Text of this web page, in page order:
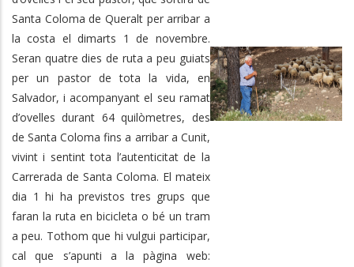
Santa Coloma de Queralt per arribar a
la costa el dimarts 1 de novembre.
Seran quatre dies de ruta a peu guiats
per un pastor de tota la vida, en
Salvador, i acompanyant el seu ramat
d’ovelles durant 64 quilòmetres, des
de Santa Coloma fins a arribar a Cunit,
vivint i sentint tota l’autenticitat de la
Carrerada de Santa Coloma. El mateix
dia 1 hi ha previstos tres grups que
faran la ruta en bicicleta o bé un tram
a peu. Tothom que hi vulgui participar,
cal que s’apunti a la pàgina web: